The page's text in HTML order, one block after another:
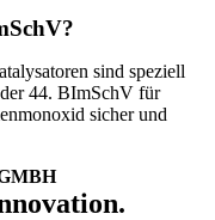
sind speziell
der 44. BImSchV für
sicher und